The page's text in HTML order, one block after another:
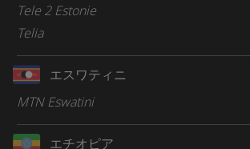
Tele 2 Estonie
Telia
エスワティニ
MTN Eswatini
エチオピア